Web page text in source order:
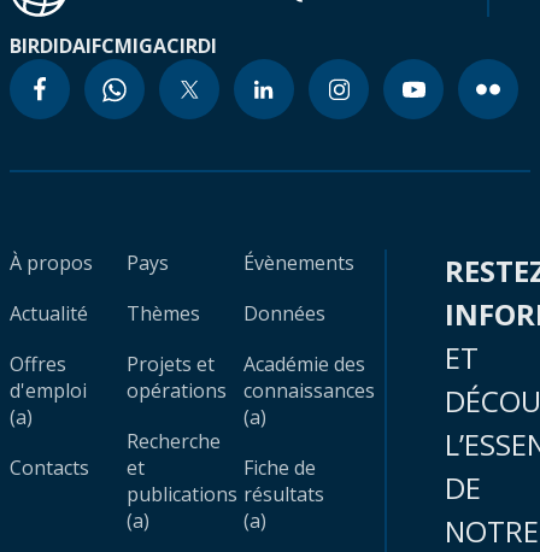
BIRDIDAIFCMIGACIRDI
À propos
Actualité
Offres
d'emploi
(a)
Contacts
Pays
Thèmes
Projets et
opérations
Recherche
et
publications
(a)
Évènements
Données
Académie des
connaissances
(a)
Fiche de
résultats
(a)
ET
DE
NOTRE